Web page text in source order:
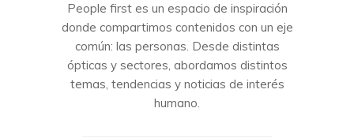
People first es un espacio de inspiración
donde compartimos contenidos con un eje
común: las personas. Desde distintas
ópticas y sectores, abordamos distintos
temas, tendencias y noticias de interés
humano.